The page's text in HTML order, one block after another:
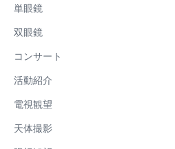
単眼鏡
双眼鏡
コンサート
活動紹介
電視観望
天体撮影